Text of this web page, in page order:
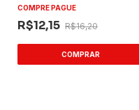
COMPRE PAGUE
R$12,15 R$16,20